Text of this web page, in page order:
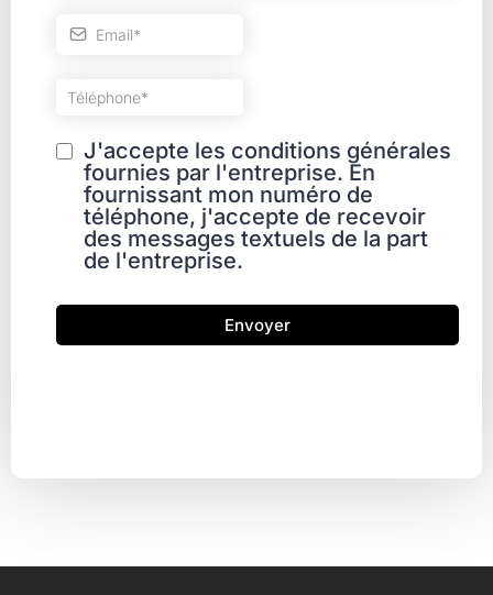
J'accepte les conditions générales
fournies par l'entreprise. En
fournissant mon numéro de
téléphone, j'accepte de recevoir
des messages textuels de la part
de l'entreprise.
Envoyer